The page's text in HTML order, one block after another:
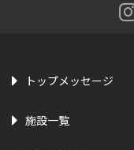
トップメッセージ
施設一覧